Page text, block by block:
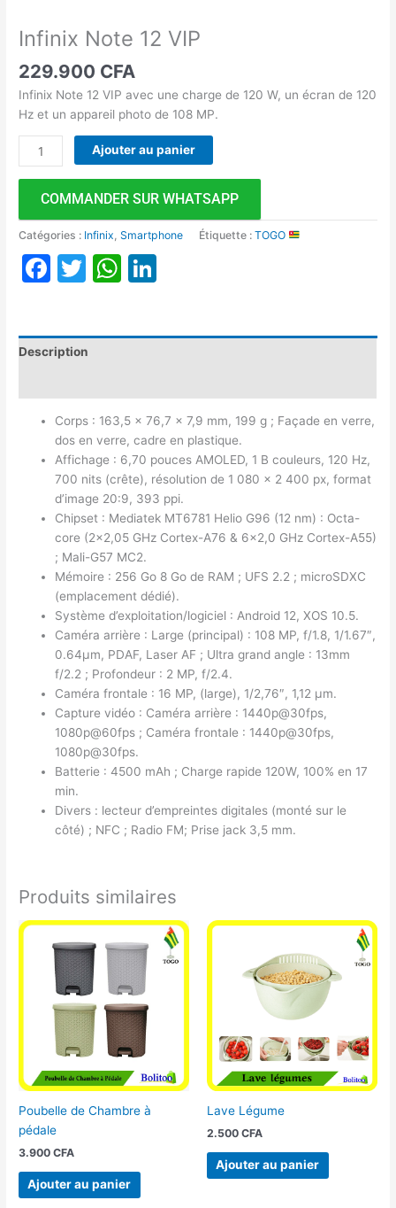
Infinix Note 12 VIP
229.900 CFA
Infinix Note 12 VIP avec une charge de 120 W, un écran de 120
Hz et un appareil photo de 108 MP.
Ajouter au panier
COMMANDER SUR WHATSAPP
Catégories : Infinix,Smartphone Étiquette :TOGO
Facebook
TwitterWhatsApp
Description
Corps : 163,5 x 76,7 x 7,9 mm, 199 g ; Façade en verre,
dos en verre, cadre en plastique.
Affichage : 6,70 pouces AMOLED, 1 B couleurs, 120 Hz,
700 nits (crête), résolution de 1 080 x 2 400 px, format
d’image 20:9, 393 ppi.
Chipset : Mediatek MT6781 Helio G96 (12 nm) : Octa-
core (2×2,05 GHz Cortex-A76 & 6×2,0 GHz Cortex-A55)
; Mali-G57 MC2.
Mémoire : 256 Go 8 Go de RAM ; UFS 2.2 ; microSDXC
(emplacement dédié).
Système d’exploitation/logiciel : Android 12, XOS 10.5.
Caméra arrière : Large (principal) : 108 MP, f/1.8, 1/1.67″,
0.64µm, PDAF, Laser AF ; Ultra grand angle : 13mm
f/2.2 ; Profondeur : 2 MP, f/2.4.
Caméra frontale : 16 MP, (large), 1/2,76″, 1,12 µm.
Capture vidéo : Caméra arrière : 1440p@30fps,
1080p@60fps ; Caméra frontale : 1440p@30fps,
1080p@30fps.
Batterie : 4500 mAh ; Charge rapide 120W, 100% en 17
min.
Divers : lecteur d’empreintes digitales (monté sur le
côté) ; NFC ; Radio FM; Prise jack 3,5 mm.
Produits similaires
Poubelle de Chambre à
pédale
3.900CFA
Ajouter au panier
Lave Légume
2.500 CFA
Ajouter au panier